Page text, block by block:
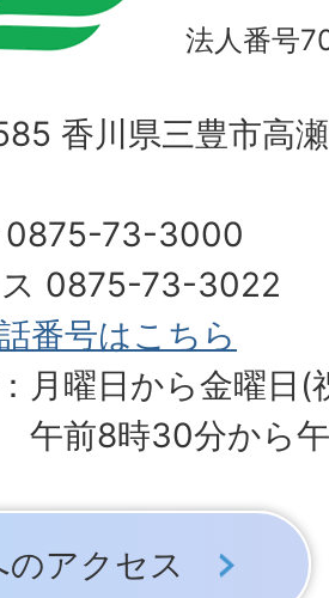
法人番号
香川県三豊市高
0875-73-3000
0875-73-3022
番号はこちら
月曜日から金曜日(
午前8時30分から
のアクセス